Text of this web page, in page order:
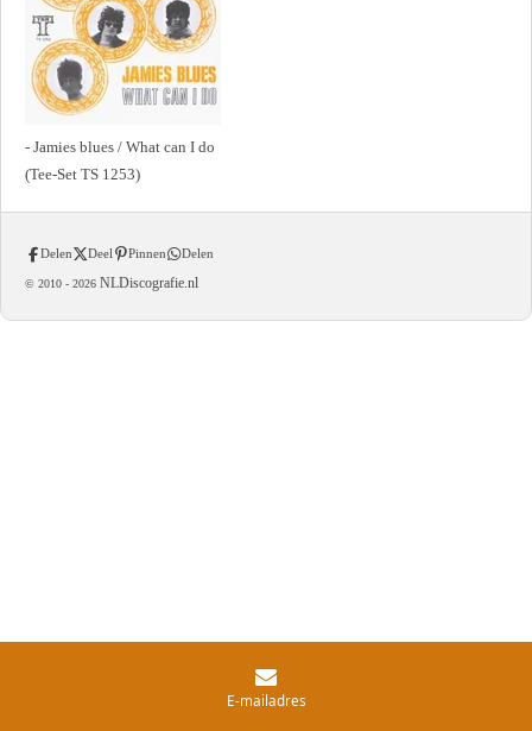
- Jamies blues / What can I do
(Tee-Set TS 1253)
Delen Deel Pinnen Delen
© 2010 - 2026 NLDiscografie.nl
E-mailadres